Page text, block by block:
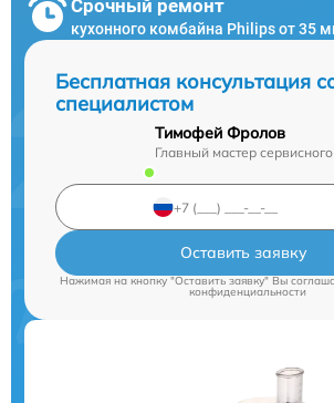
Срочный ремонт
кухонного комбайна Philips от 35
Бесплатная консультация
специалистом
Тимофей Фролов
Главный мастер
Оставить заявку
Нажимая на кнопку "Оставить заявку" Вы
конфиденциальности